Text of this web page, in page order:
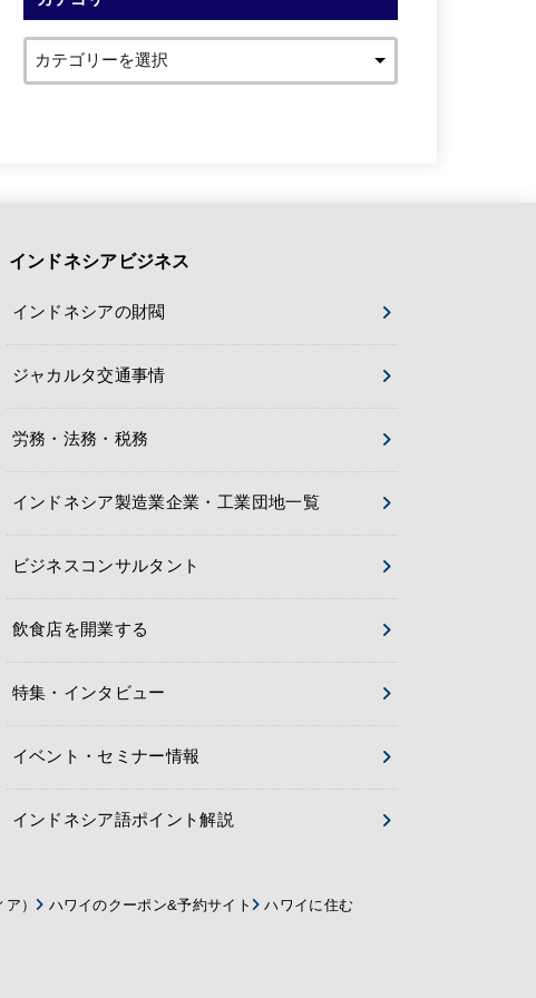
インドネシアビジネス
インドネシアの財閥
ジャカルタ交通事情
労務・法務・税務
インドネシア製造業企業・工業団地一覧
ビジネスコンサルタント
飲食店を開業する
特集・インタビュー
イベント・セミナー情報
インドネシア語ポイント解説
） ハワイのクーポン&予約サイト
ハワイに住む